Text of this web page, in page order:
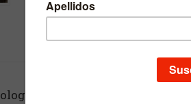
y medio ambiente